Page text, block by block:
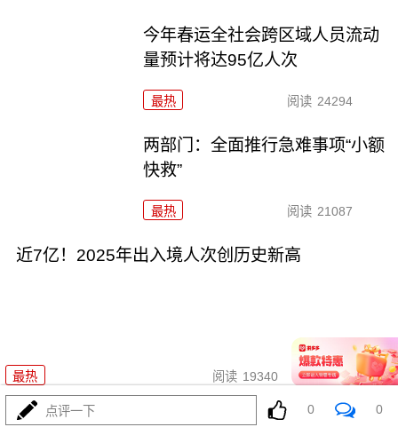
今年春运全社会跨区域人员流动
量预计将达95亿人次
最热 阅读 24294
两部门：全面推行急难事项“小额
快救”
最热 阅读 21087
近7亿！2025年出入境人次创历史新高
最热 阅读 19340 01-28
过完春节过春糖 开局最红是成都
点评一下 0 0